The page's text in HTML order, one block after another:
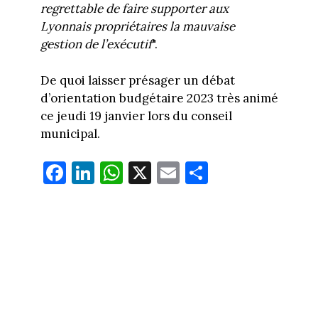
regrettable de faire supporter aux
Lyonnais propriétaires la mauvaise
gestion de l’exécutif".
De quoi laisser présager un débat
d’orientation budgétaire 2023 très animé
ce jeudi 19 janvier lors du conseil
municipal.
Fa
ce
Li
nk
W
ha
X E
m
Pa